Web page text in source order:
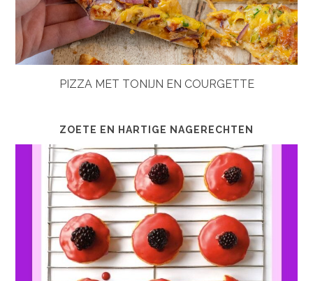
PIZZA MET TONIJN EN COURGETTE
ZOETE EN HARTIGE NAGERECHTEN